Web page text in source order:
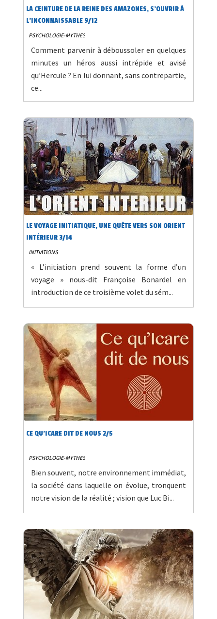
LA CEINTURE DE LA REINE DES AMAZONES, S’OUVRIR À
L’INCONNAISSABLE 9/12
PSYCHOLOGIE-MYTHES
Comment parvenir à déboussoler en quelques
minutes un héros aussi intrépide et avisé
qu’Hercule ? En lui donnant, sans contrepartie,
ce...
LE VOYAGE INITIATIQUE, UNE QUÊTE VERS SON ORIENT
INTÉRIEUR 3/14
INITIATIONS
« L’initiation prend souvent la forme d’un
voyage » nous-dit Françoise Bonardel en
introduction de ce troisième volet du sém...
CE QU'ICARE DIT DE NOUS 2/5
PSYCHOLOGIE-MYTHES
Bien souvent, notre environnement immédiat,
la société dans laquelle on évolue, tronquent
notre vision de la réalité ; vision que Luc Bi...